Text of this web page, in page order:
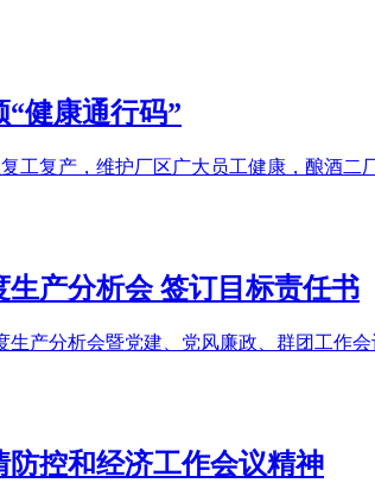
健康通行码”
工复产，维护厂区广大员工健康，酿酒二
产分析会 签订目标责任书
产分析会暨党建、党风廉政、群团工作
控和经济工作会议精神